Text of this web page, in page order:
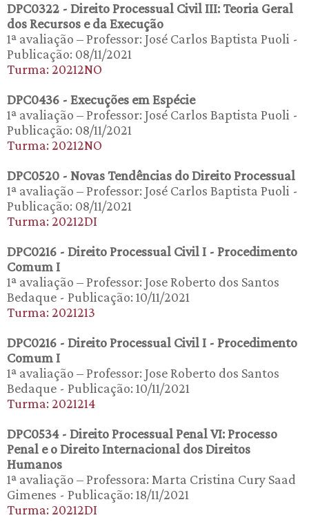
DPC0322 - Direito Processual Civil III: Teoria Geral
dos Recursos e da Execução
1ª avaliação – Professor: José Carlos Baptista Puoli -
Publicação: 08/11/2021
Turma: 20212NO
DPC0436 - Execuções em Espécie
1ª avaliação – Professor: José Carlos Baptista Puoli -
Publicação: 08/11/2021
Turma: 20212NO
DPC0520 - Novas Tendências do Direito Processual
1ª avaliação – Professor: José Carlos Baptista Puoli -
Publicação: 08/11/2021
Turma: 20212DI
DPC0216 - Direito Processual Civil I - Procedimento
Comum I
1ª avaliação – Professor: Jose Roberto dos Santos
Bedaque - Publicação: 10/11/2021
Turma: 2021213
DPC0216 - Direito Processual Civil I - Procedimento
Comum I
1ª avaliação – Professor: Jose Roberto dos Santos
Bedaque - Publicação: 10/11/2021
Turma: 2021214
DPC0534 - Direito Processual Penal VI: Processo
Penal e o Direito Internacional dos Direitos
Humanos
1ª avaliação – Professora: Marta Cristina Cury Saad
Gimenes - Publicação: 18/11/2021
Turma: 20212DI